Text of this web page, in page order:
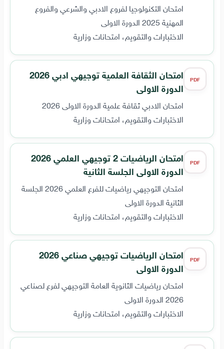
امتحان التكنولوجيا لفروع الادبي والشرعي والفروع
المهنية 2025 الدورة الاولى
الاختبارات والتقويم، امتحانات وزارية
PDF
امتحان الثقافة العلمية توجيهي ادبي 2026
الدورة الاولى
امتحان الادبي ثقافة علمية الدورة الاولى 2026
الاختبارات والتقويم، امتحانات وزارية
PDF
امتحان الرياضيات 2 توجيهي العلمي 2026
الدورة الاولى الجلسة الثانية
امتحان التوجيهي رياضيات للفرع العلمي 2026 الجلسة
الثانية الدورة الاولى
الاختبارات والتقويم، امتحانات وزارية
PDF
امتحان الرياضيات توجيهي صناعي 2026
الدورة الاولى
امتحان رياضيات الثانوية العامة التوجيهي لفرع لصناعي
2026 الدورة الاولى
الاختبارات والتقويم، امتحانات وزارية